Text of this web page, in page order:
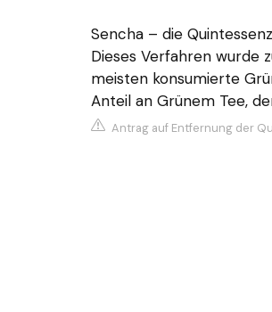
Sencha – die
Dieses Verfahren wurde
meisten konsumierte
Anteil an Grünem Tee,
Antrag auf Entfernung der